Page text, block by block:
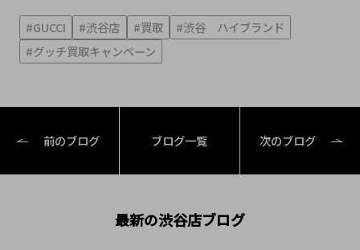
#GUCCI #渋谷店 #買取
#渋谷 ハイブランド
#グッチ買取キャンペーン
前のブログ ブログ一覧 次のブログ
最新の渋谷店ブログ